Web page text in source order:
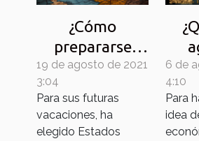
¿Cómo
prepararse
para viajar a
Unidos?
19 de agosto de 2021
3:04
Para sus futuras
vacaciones, ha
elegido Estados
6 de
4:10
Para
idea